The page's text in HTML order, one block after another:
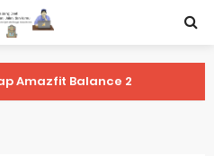
Amazfit Balance 2